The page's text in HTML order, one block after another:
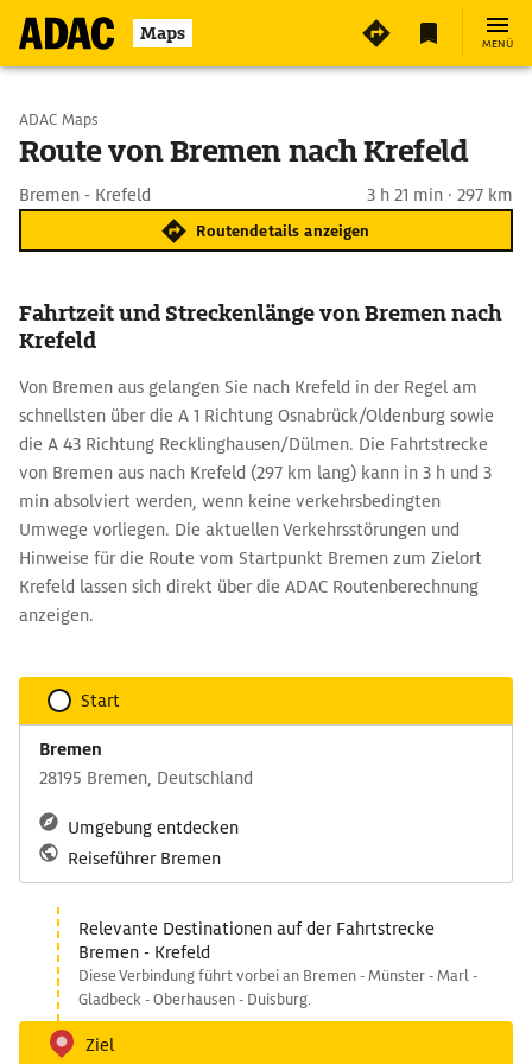
Maps MENÜ
Start wählen
ADAC Maps
Route von Bremen nach Krefeld
Bremen - Krefeld 3 h 21 min · 297 km
Routendetails anzeigen
Fahrtzeit und Streckenlänge von Bremen nach
Krefeld
Von Bremen aus gelangen Sie nach Krefeld in der Regel am
schnellsten über die A 1 Richtung Osnabrück/Oldenburg sowie
die A 43 Richtung Recklinghausen/Dülmen. Die Fahrtstrecke
von Bremen aus nach Krefeld (297 km lang) kann in 3 h und 3
min absolviert werden, wenn keine verkehrsbedingten
Umwege vorliegen. Die aktuellen Verkehrsstörungen und
Hinweise für die Route vom Startpunkt Bremen zum Zielort
Krefeld lassen sich direkt über die ADAC Routenberechnung
anzeigen.
Start
Bremen
28195 Bremen, Deutschland
Umgebung entdecken
Reiseführer Bremen
Relevante Destinationen auf der Fahrtstrecke
Bremen - Krefeld
Diese Verbindung führt vorbei an Bremen - Münster - Marl -
Gladbeck - Oberhausen - Duisburg.
Ziel